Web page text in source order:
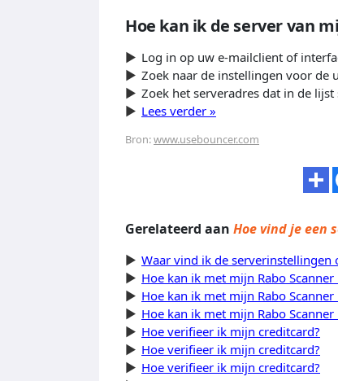
Hoe kan ik de server van
Log in op uw e-mailclient of
Zoek naar de instellingen voor de
Zoek het serveradres dat in de
Lees verder »
Bron:www.usebouncer.com
Gerelateerd aan Hoe vind je een
Waar vind ik de serverinstellingen
Hoe kan ik met mijn Rabo
Hoe kan ik met mijn Rabo
Hoe kan ik met mijn Rabo
Hoe verifieer ik mijn creditcard?
Hoe verifieer ik mijn creditcard?
Hoe verifieer ik mijn creditcard?